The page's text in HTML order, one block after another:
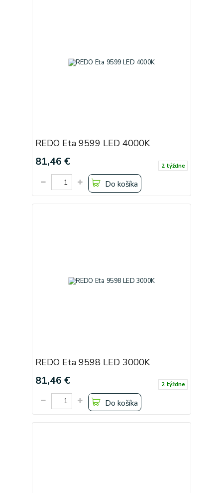
REDO Eta 9599 LED 4000K
81,46 € 2 týždne
Do košíka
REDO Eta 9598 LED 3000K
81,46 € 2 týždne
Do košíka